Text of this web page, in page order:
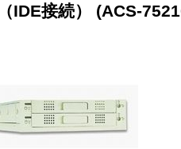
IDE接続） (ACS-